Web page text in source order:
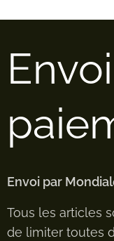
Envoi par
Tous les articles
de limiter toutes